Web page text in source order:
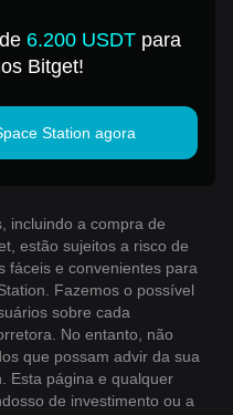
6.200 USDTpara
Bitget!
Station agora
incluindo a compra de
estão sujeitos a risco de
fáceis e convenientes para
Fazemos o possível
sobre cada
No entanto, não
que possam advir da sua
Esta página e qualquer
de investimento ou a